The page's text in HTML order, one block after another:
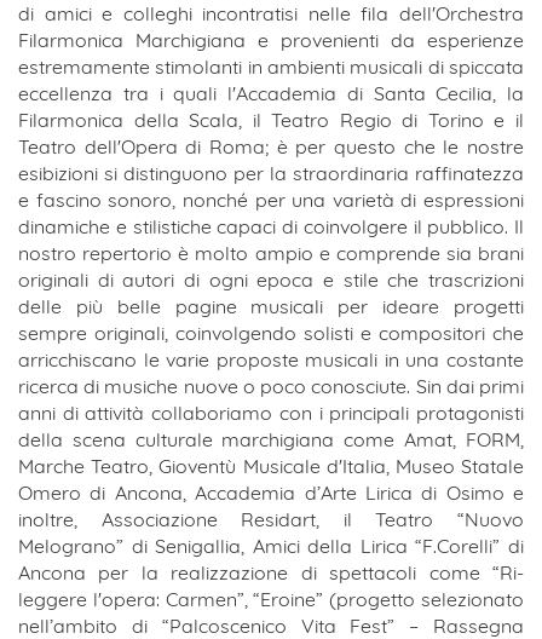
di amici e colleghi incontratisi nelle fila dell'Orchestra
Filarmonica Marchigiana e provenienti da esperienze
estremamente stimolanti in ambienti musicali di spiccata
eccellenza tra i quali l'Accademia di Santa Cecilia, la
Filarmonica della Scala, il Teatro Regio di Torino e il
Teatro dell'Opera di Roma; è per questo che le nostre
esibizioni si distinguono per la straordinaria raffinatezza
e fascino sonoro, nonché per una varietà di espressioni
dinamiche e stilistiche capaci di coinvolgere il pubblico. Il
nostro repertorio è molto ampio e comprende sia brani
originali di autori di ogni epoca e stile che trascrizioni
delle più belle pagine musicali per ideare progetti
sempre originali, coinvolgendo solisti e compositori che
arricchiscano le varie proposte musicali in una costante
ricerca di musiche nuove o poco conosciute. Sin dai primi
anni di attività collaboriamo con i principali protagonisti
della scena culturale marchigiana come Amat, FORM,
Marche Teatro, Gioventù Musicale d'Italia, Museo Statale
Omero di Ancona, Accademia d’Arte Lirica di Osimo e
inoltre, Associazione Residart, il Teatro “Nuovo
Melograno” di Senigallia, Amici della Lirica “F.Corelli” di
Ancona per la realizzazione di spettacoli come “Ri-
leggere l'opera: Carmen”, “Eroine” (progetto selezionato
nell’ambito di “Palcoscenico Vita Fest” – Rassegna